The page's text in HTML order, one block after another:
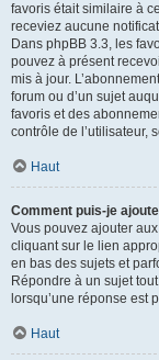
favoris était similaire à
receviez aucune
Dans phpBB 3.3, les
pouvez à présent
mis à jour.
forum ou d’un sujet
favoris et des
contrôle de l’utilisateur,
Haut
Comment puis-je
Vous pouvez ajouter
cliquant sur le lien
en bas des sujets et
Répondre à un sujet
lorsqu’une réponse est
Haut